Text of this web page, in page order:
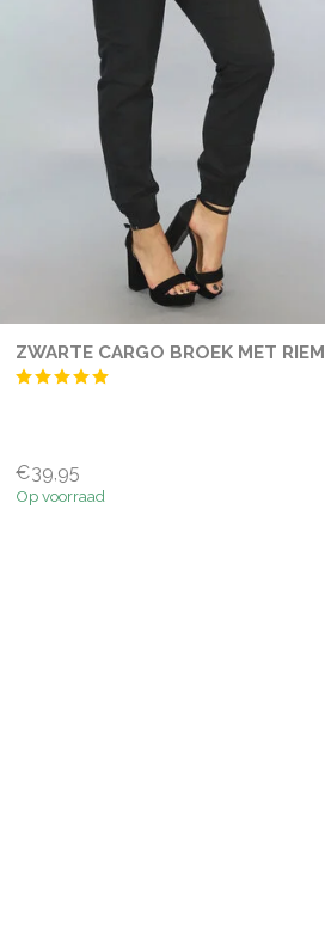
ZWARTE CARGO BROEK MET RIEM
€39,95
Op voorraad